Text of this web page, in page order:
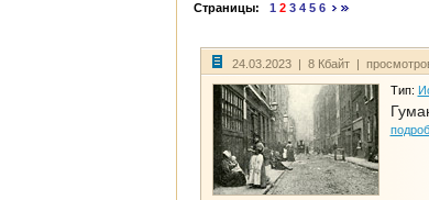
Страницы: 1 2 3 4 5 6
24.03.2023 | 8 Кбайт |
Тип: